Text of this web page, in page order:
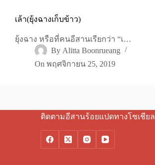
เล้า(ยุ้งฉางเก็บข้าว)
ยุ้งฉาง หรือที่คนอีสานเรียกว่า “เ…
By Alitta Boonrueang
On พฤศจิกายน 25, 2019
ติดตามอีสานร้อยแปดทางโซเชียล